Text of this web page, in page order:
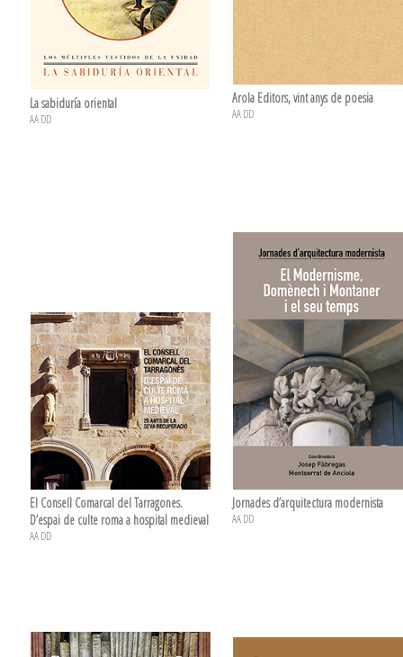
La sabiduría oriental
AA DD
Arola Editors, vint anys de poesia
AA DD
El Consell Comarcal del Tarragones.
D’espai de culte roma a hospital medieval
AA DD
Jornades d’arquitectura modernista
AA DD